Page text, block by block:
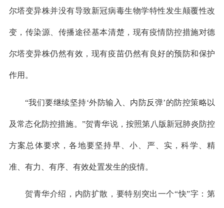
尔塔变异株并没有导致新冠病毒生物学特性发生颠覆性改
变，传染源、传播途径基本清楚，现有疫情防控措施对德
尔塔变异株仍然有效，现有疫苗仍然有良好的预防和保护
作用。
“我们要继续坚持‘外防输入、内防反弹’的防控策略以
及常态化防控措施。”贺青华说，按照第八版新冠肺炎防控
方案总体要求，各地要坚持早、小、严、实，科学、精
准、有力、有序、有效处置发生的疫情。
贺青华介绍，内防扩散，要特别突出一个“快”字：第